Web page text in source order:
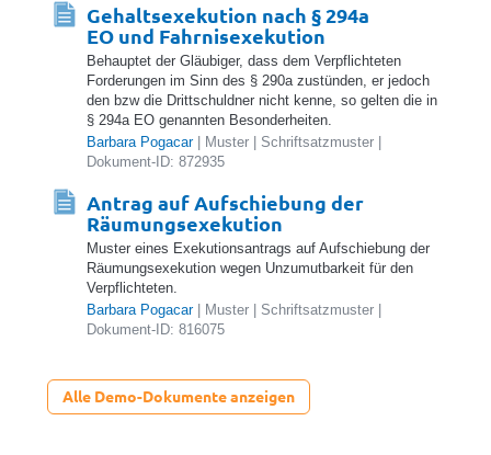
Gehaltsexekution nach § 294a
EO und Fahrnisexekution
Behauptet der Gläubiger, dass dem Verpflichteten
Forderungen im Sinn des § 290a zustünden, er jedoch
den bzw die Drittschuldner nicht kenne, so gelten die in
§ 294a EO genannten Besonderheiten.
Barbara Pogacar| Muster | Schriftsatzmuster |
Dokument-ID: 872935
Antrag auf Aufschiebung der
Räumungsexekution
Muster eines Exekutionsantrags auf Aufschiebung der
Räumungsexekution wegen Unzumutbarkeit für den
Verpflichteten.
Barbara Pogacar| Muster | Schriftsatzmuster |
Dokument-ID: 816075
Alle Demo-Dokumente anzeigen